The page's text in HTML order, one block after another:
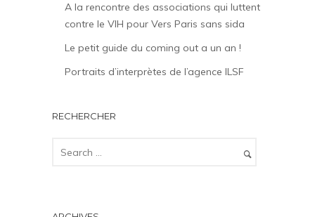
A la rencontre des associations qui luttent
contre le VIH pour Vers Paris sans sida
Le petit guide du coming out a un an !
Portraits d’interprètes de l’agence ILSF
RECHERCHER